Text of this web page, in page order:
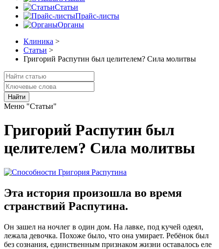
Статьи
Прайс-листы
Органы
Клиника >
Статьи >
Григорий Распутин был целителем? Сила молитвы
Найти
Меню "Статьи"
Григорий Распутин был
целителем? Сила молитвы
Эта история произошла во время
странствий Распутина.
Он зашел на ночлег в один дом. На лавке, под кучей одеял,
лежала девочка. Похоже было, что она умирает. Ребёнок был
без сознания, единственным признаком жизни оставалось еле